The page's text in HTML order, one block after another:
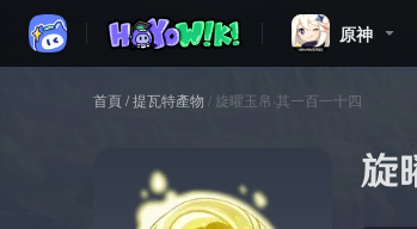
原神
首頁/提瓦特產物 / 旋曜玉帛·其一百一十四
旋